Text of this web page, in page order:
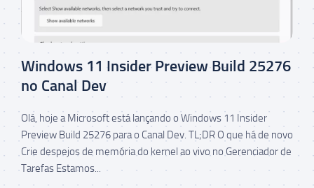
Windows 11 Insider Preview Build 25276
no Canal Dev
Olá, hoje a Microsoft está lançando o Windows 11 Insider
Preview Build 25276 para o Canal Dev. TL;DR O que há de novo
Crie despejos de memória do kernel ao vivo no Gerenciador de
Tarefas Estamos...